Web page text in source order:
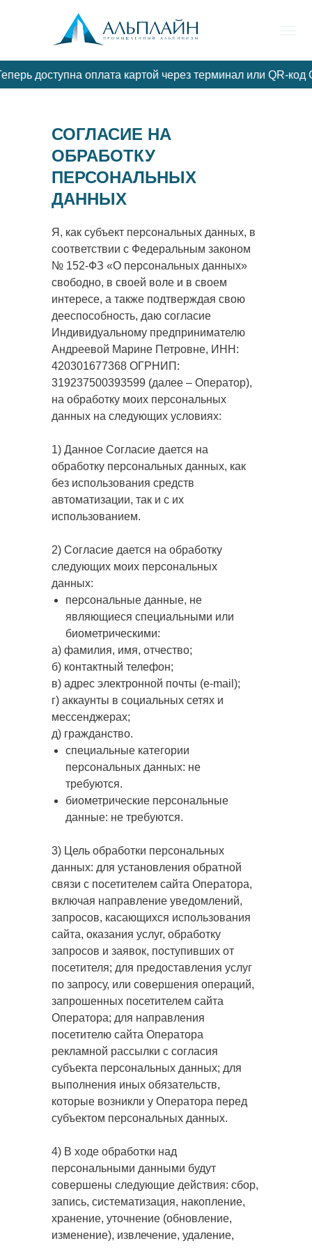
ДЕРЕВЬЯ/ВАЛКА
ФАСАДЫ /
РЕМОНТ
доступна оплата картой через терминал или QR-код
СОГЛАСИЕ НА
ОБРАБОТКУ
ПЕРСОНАЛЬНЫХ
ДАННЫХ
Я, как субъект персональных данных, в
соответствии с Федеральным законом
№ 152-ФЗ «О персональных данных»
свободно, в своей воле и в своем
интересе, а также подтверждая свою
дееспособность, даю согласие
Индивидуальному предпринимателю
Андреевой Марине Петровне, ИНН:
420301677368 ОГРНИП:
319237500393599 (далее – Оператор),
на обработку моих персональных
данных на следующих условиях:
1) Данное Согласие дается на
обработку персональных данных, как
без использования средств
автоматизации, так и с их
использованием.
2) Согласие дается на обработку
следующих моих персональных
данных:
персональные данные, не
являющиеся специальными или
биометрическими:
а) фамилия, имя, отчество;
б) контактный телефон;
в) адрес электронной почты (e-mail);
г) аккаунты в социальных сетях и
мессенджерах;
д) гражданство.
специальные категории
персональных данных: не
требуются.
биометрические персональные
данные: не требуются.
3) Цель обработки персональных
данных: для установления обратной
связи с посетителем сайта Оператора,
включая направление уведомлений,
запросов, касающихся использования
сайта, оказания услуг, обработку
запросов и заявок, поступивших от
посетителя; для предоставления услуг
по запросу, или совершения операций,
запрошенных посетителем сайта
Оператора; для направления
посетителю сайта Оператора
рекламной рассылки с согласия
субъекта персональных данных; для
выполнения иных обязательств,
которые возникли у Оператора перед
субъектом персональных данных.
4) В ходе обработки над
персональными данными будут
совершены следующие действия: сбор,
запись, систематизация, накопление,
хранение, уточнение (обновление,
изменение), извлечение, удаление,